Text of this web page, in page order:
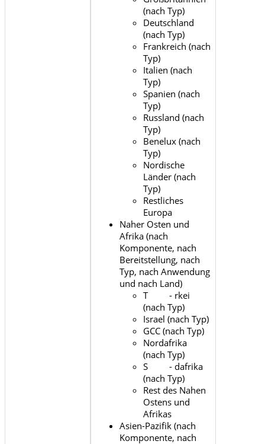
(nach Typ)
Deutschland
(nach Typ)
Frankreich (nach
Typ)
Italien (nach
Typ)
Spanien (nach
Typ)
Russland (nach
Typ)
Benelux (nach
Typ)
Nordische
Länder (nach
Typ)
Restliches
Europa
Naher Osten und
Afrika (nach
Komponente, nach
Bereitstellung, nach
Typ, nach Anwendung
und nach Land)
T - rkei
(nach Typ)
Israel (nach Typ)
GCC (nach Typ)
Nordafrika
(nach Typ)
S - dafrika
(nach Typ)
Rest des Nahen
Ostens und
Afrikas
Asien-Pazifik (nach
Komponente, nach